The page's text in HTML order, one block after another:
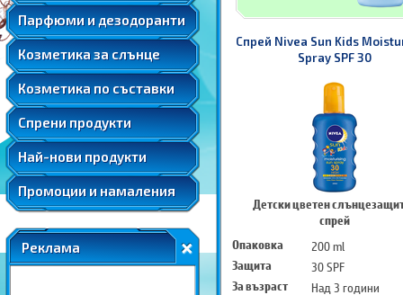
Парфюми и дезодоранти
Подаръчни комплекти парфюми
Козметика за слънце
Слънцезащитна козметика за коса
Соларна козметика
Козметика по съставки
Мента
Розова вода
Розово масло
Ший
Спрени продукти
Козметика за след слънце
Автобронзанти
Слънцезащитна козметика за лице
Слънцезащитна козметика за коса
Соларна козметика
Най-нови продукти
Промоции и намаления
Реклама
Спрей Nivea Sun Kids
Spray SPF 30
Детски цветен
спрей
Опаковка
200 ml
Защита
30 SPF
За възраст
Над 3 години